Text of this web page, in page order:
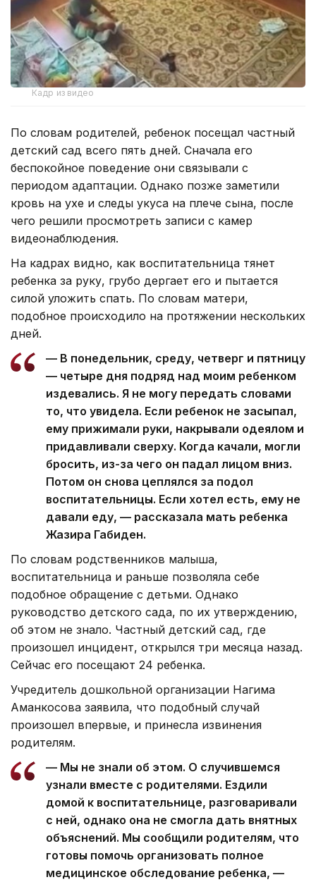
Кадр из видео
По словам родителей, ребенок посещал частный
детский сад всего пять дней. Сначала его
беспокойное поведение они связывали с
периодом адаптации. Однако позже заметили
кровь на ухе и следы укуса на плече сына, после
чего решили просмотреть записи с камер
видеонаблюдения.
На кадрах видно, как воспитательница тянет
ребенка за руку, грубо дергает его и пытается
силой уложить спать. По словам матери,
подобное происходило на протяжении нескольких
дней.
— В понедельник, среду, четверг и пятницу
— четыре дня подряд над моим ребенком
издевались. Я не могу передать словами
то, что увидела. Если ребенок не засыпал,
ему прижимали руки, накрывали одеялом и
придавливали сверху. Когда качали, могли
бросить, из-за чего он падал лицом вниз.
Потом он снова цеплялся за подол
воспитательницы. Если хотел есть, ему не
давали еду, — рассказала мать ребенка
Жазира Габиден.
По словам родственников малыша,
воспитательница и раньше позволяла себе
подобное обращение с детьми. Однако
руководство детского сада, по их утверждению,
об этом не знало. Частный детский сад, где
произошел инцидент, открылся три месяца назад.
Сейчас его посещают 24 ребенка.
Учредитель дошкольной организации Нагима
Аманкосова заявила, что подобный случай
произошел впервые, и принесла извинения
родителям.
— Мы не знали об этом. О случившемся
узнали вместе с родителями. Ездили
домой к воспитательнице, разговаривали
с ней, однако она не смогла дать внятных
объяснений. Мы сообщили родителям, что
готовы помочь организовать полное
медицинское обследование ребенка, —